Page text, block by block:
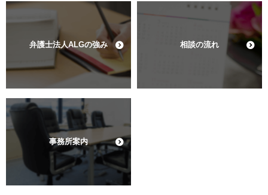
弁護士法人ALGの強み 相談の流れ
事務所案内